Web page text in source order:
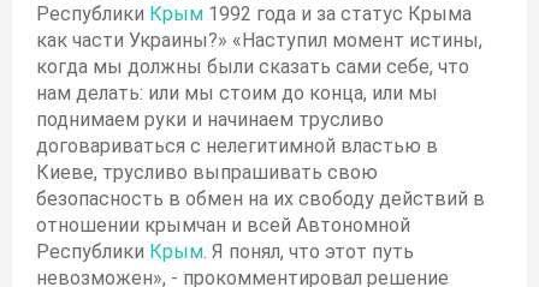
Республики Крым 1992 года и за статус Крыма
как части Украины?» «Наступил момент истины,
когда мы должны были сказать сами себе, что
нам делать: или мы стоим до конца, или мы
поднимаем руки и начинаем трусливо
договариваться с нелегитимной властью в
Киеве, трусливо выпрашивать свою
безопасность в обмен на их свободу действий в
отношении крымчан и всей Автономной
Республики Крым. Я понял, что этот путь
невозможен», - прокомментировал решение